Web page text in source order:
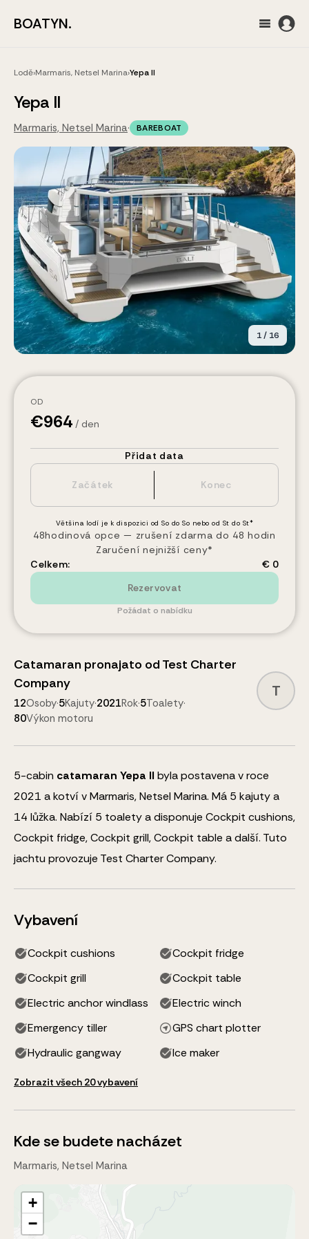
BOATYN.
Lodě›Marmaris, Netsel Marina›Yepa II
Yepa II
Marmaris, Netsel Marina· BAREBOAT
1/ 16
OD
€964 / den
Přidat data
Většina lodí je k dispozici od So do So nebo od St do St*
48hodinová opce — zrušení zdarma do 48 hodin
Zaručení nejnižší ceny*
Celkem:
€ 0
Rezervovat
Požádat o nabídku
Catamaran pronajato od Test Charter
Company
12Osoby·5Kajuty·2021Rok·5Toalety·
80Výkon motoru
T
5-cabin catamaran Yepa II byla postavena v roce
2021 a kotví v Marmaris, Netsel Marina. Má 5 kajuty a
14 lůžka. Nabízí 5 toalety a disponuje Cockpit cushions,
Cockpit fridge, Cockpit grill, Cockpit table a další. Tuto
jachtu provozuje Test Charter Company.
Vybavení
Cockpit cushions
Cockpit fridge
Cockpit grill
Cockpit table
Electric anchor windlass
Electric winch
Emergency tiller
GPS chart plotter
Hydraulic gangway
Ice maker
Zobrazit všech 20 vybavení
Kde se budete nacházet
Marmaris, Netsel Marina
+
−